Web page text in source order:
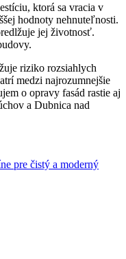
ktorá sa vracia v
hodnoty nehnuteľnosti.
jej životnosť.
riziko rozsiahlych
medzi najrozumnejšie
o opravy fasád rastie aj
a Dubnica nad
pre čistý a moderný